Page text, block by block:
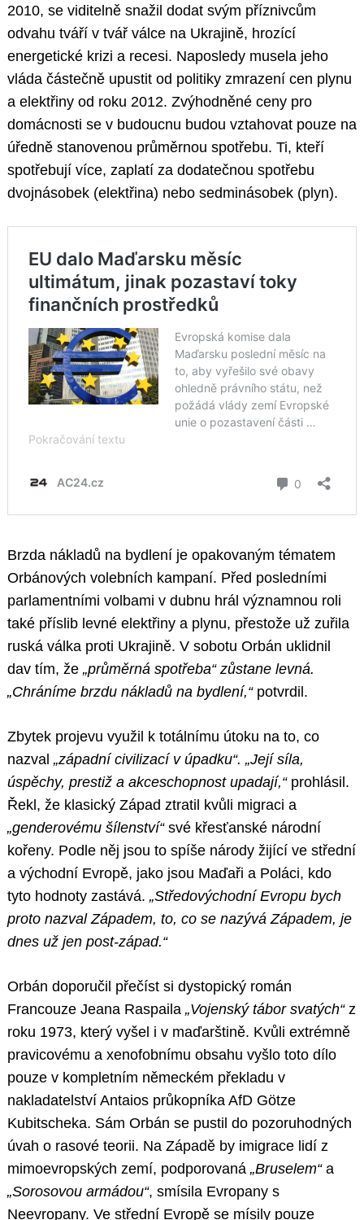
2010, se viditelně snažil dodat svým příznivcům
odvahu tváří v tvář válce na Ukrajině, hrozící
energetické krizi a recesi. Naposledy musela jeho
vláda částečně upustit od politiky zmrazení cen plynu
a elektřiny od roku 2012. Zvýhodněné ceny pro
domácnosti se v budoucnu budou vztahovat pouze na
úředně stanovenou průměrnou spotřebu. Ti, kteří
spotřebují více, zaplatí za dodatečnou spotřebu
dvojnásobek (elektřina) nebo sedminásobek (plyn).
Brzda nákladů na bydlení je opakovaným tématem
Orbánových volebních kampaní. Před posledními
parlamentními volbami v dubnu hrál významnou roli
také příslib levné elektřiny a plynu, přestože už zuřila
ruská válka proti Ukrajině. V sobotu Orbán uklidnil
dav tím, že „průměrná spotřeba“ zůstane levná.
„Chráníme brzdu nákladů na bydlení,“ potvrdil.
Zbytek projevu využil k totálnímu útoku na to, co
nazval „západní civilizací v úpadku“. „Její síla,
úspěchy, prestiž a akceschopnost upadají,“ prohlásil.
Řekl, že klasický Západ ztratil kvůli migraci a
„genderovému šílenství“ své křesťanské národní
kořeny. Podle něj jsou to spíše národy žijící ve střední
a východní Evropě, jako jsou Maďaři a Poláci, kdo
tyto hodnoty zastává. „Středovýchodní Evropu bych
proto nazval Západem, to, co se nazývá Západem, je
dnes už jen post-západ.“
Orbán doporučil přečíst si dystopický román
Francouze Jeana Raspaila „Vojenský tábor svatých“z
roku 1973, který vyšel i v maďarštině. Kvůli extrémně
pravicovému a xenofobnímu obsahu vyšlo toto dílo
pouze v kompletním německém překladu v
nakladatelství Antaios průkopníka AfD Götze
Kubitscheka. Sám Orbán se pustil do pozoruhodných
úvah o rasové teorii. Na Západě by imigrace lidí z
mimoevropských zemí, podporovaná „Bruselem“a
„Sorosovou armádou“, smísila Evropany s
Neevropany. Ve střední Evropě se mísily pouze